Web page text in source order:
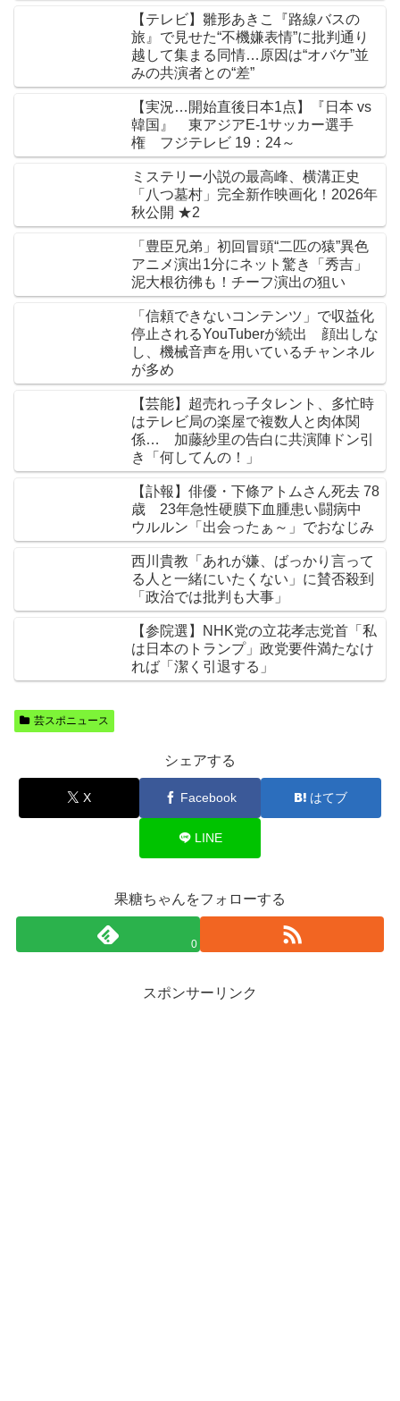
【テレビ】雛形あきこ『路線バスの
旅』で見せた“不機嫌表情”に批判通り
越して集まる同情…原因は“オバケ”並
みの共演者との“差”
【実況…開始直後日本1点】『日本 vs
韓国』 東アジアE-1サッカー選手
権 フジテレビ 19：24～
ミステリー小説の最高峰、横溝正史
「八つ墓村」完全新作映画化！2026年
秋公開 ★2
「豊臣兄弟」初回冒頭“二匹の猿”異色
アニメ演出1分にネット驚き「秀吉」
泥大根彷彿も！チーフ演出の狙い
「信頼できないコンテンツ」で収益化
停止されるYouTuberが続出 顔出しな
し、機械音声を用いているチャンネル
が多め
【芸能】超売れっ子タレント、多忙時
はテレビ局の楽屋で複数人と肉体関
係… 加藤紗里の告白に共演陣ドン引
き「何してんの！」
【訃報】俳優・下條アトムさん死去 78
歳 23年急性硬膜下血腫患い闘病中
ウルルン「出会ったぁ～」でおなじみ
西川貴教「あれが嫌、ばっかり言って
る人と一緒にいたくない」に賛否殺到
「政治では批判も大事」
【参院選】NHK党の立花孝志党首「私
は日本のトランプ」政党要件満たなけ
れば「潔く引退する」
芸スポニュース
シェアする
X Facebook はてブ
LINE
果糖ちゃんをフォローする
0
スポンサーリンク